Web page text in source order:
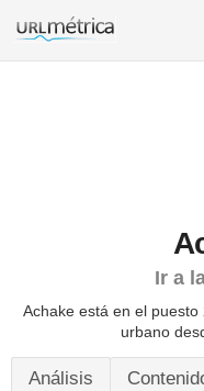
Ir a
Achake está en el
urbano
Análisis